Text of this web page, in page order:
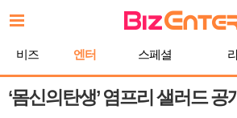
문
비즈 엔터 스페셜
‘몸신의탄생’ 염프리 샐러드 공